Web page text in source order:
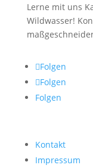
Lerne mit uns
Wildwasser!
Folgen
Folgen
Folgen
Kontakt
Impressum